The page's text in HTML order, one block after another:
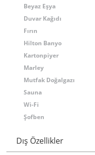
Beyaz Eşya
Duvar Kağıdı
Fırın
Hilton Banyo
Kartonpiyer
Marley
Mutfak Doğalgazı
Sauna
Wi-Fi
Şofben
Dış Özellikler